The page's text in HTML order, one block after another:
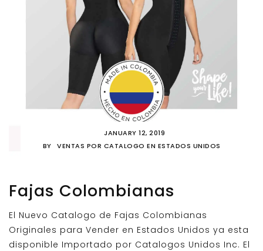
JANUARY 12, 2019
BY
VENTAS POR CATALOGO EN ESTADOS UNIDOS
Fajas Colombianas
El Nuevo Catalogo de Fajas Colombianas
Originales para Vender en Estados Unidos ya esta
disponible Importado por Catalogos Unidos Inc. El